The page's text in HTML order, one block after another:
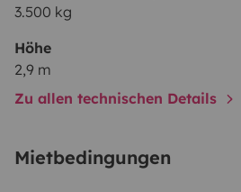
3.500 kg
Höhe
2,9 m
Zu allen technischen Details
Mietbedingungen